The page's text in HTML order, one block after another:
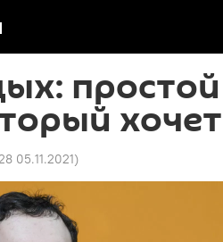
простой
05.11.2021)